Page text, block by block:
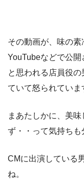
その動画が、味の
YouTubeなどで公
と思われる店員役
ていて怒られていま
まあたしかに、美
ず・・って気持ち
CMに出演している
ね。